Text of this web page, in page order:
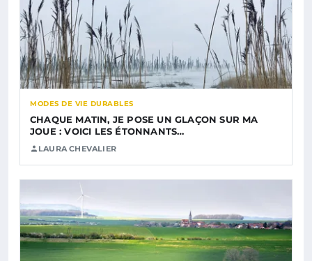
MODES DE VIE DURABLES
CHAQUE MATIN, JE POSE UN GLAÇON SUR MA
JOUE : VOICI LES ÉTONNANTS…
LAURA CHEVALIER